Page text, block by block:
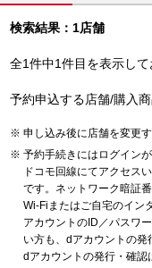
検索結果：1店舗
全1件中1件目を表示し
予約申込する店舗/購入
申し込み後に店舗を変更
予約手続きにはログインが
ドコモ回線にてアクセス
です。ネットワーク暗証
Wi-Fiまたはご自宅のイン
アカウントのID／パスワ
い方も、dアカウントの発
dアカウントの発行・確認